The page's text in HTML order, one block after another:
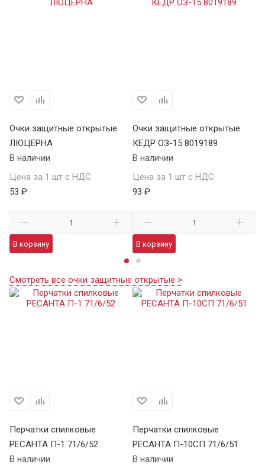
Очки защитные открытые
ЛЮЦЕРНА
В наличии
Цена за 1 шт с НДС
53 ₽
В корзину
Очки защитные открытые
КЕДР ОЗ-15 8019189
В наличии
Цена за 1 шт с НДС
93 ₽
В корзину
Смотреть все очки защитные открытые >
Перчатки спилковые
РЕСАНТА П-1 71/6/52
В наличии
Перчатки спилковые
РЕСАНТА П-10СП 71/6/51
В наличии